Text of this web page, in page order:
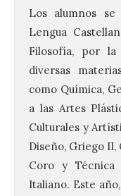
Los alumnos
Lengua
Filosofía, por
diversas
como Química,
a las Artes
Culturales y
Diseño, Griego II,
Coro y Técnica
Italiano. Este